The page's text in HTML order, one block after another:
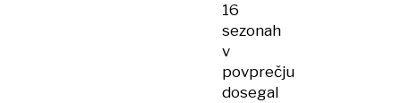
16
sezonah
v
povprečju
dosegal